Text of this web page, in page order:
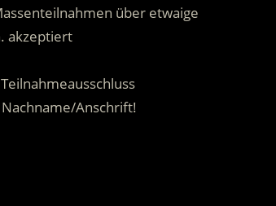
über etwaige
akzeptiert
Anschrift!